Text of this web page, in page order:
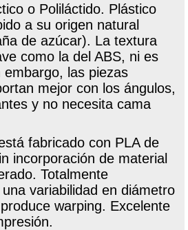
o Poliláctido. Plástico
a su origen natural
de azúcar). La textura
como la del ABS, ni es
las piezas
mejor con los ángulos,
y no necesita cama
fabricado con PLA de
incorporación de material
Totalmente
variabilidad en diámetro
warping. Excelente